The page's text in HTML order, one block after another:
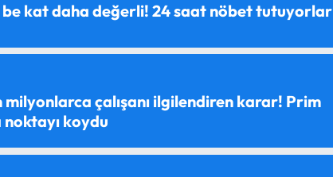
be kat daha değerli! 24 saat nöbet tutuyorlar
milyonlarca çalışanı ilgilendiren karar! Prim
noktayı koydu